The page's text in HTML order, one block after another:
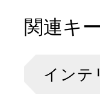
関連キ
インテ